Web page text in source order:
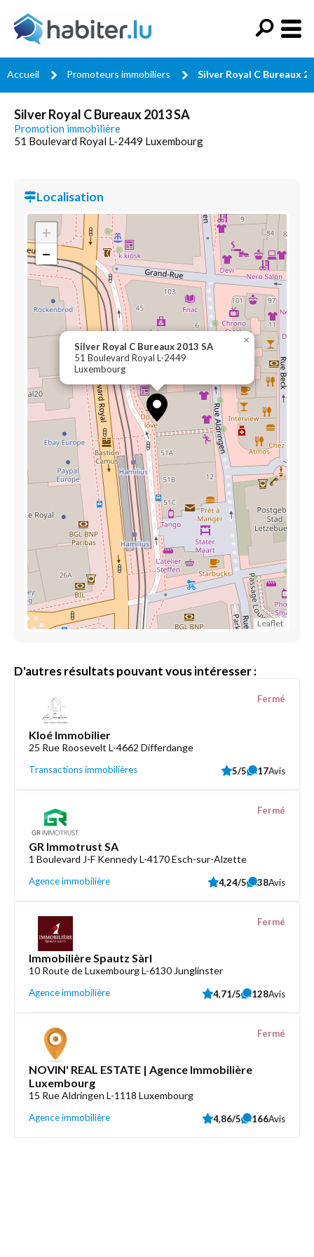
Accueil Promoteurs immobiliers Silver Royal C Bureaux
Silver Royal C Bureaux 2013 SA
Promotion immobilière
51 Boulevard Royal L-2449 Luxembourg
Localisation
Silver Royal C Bureaux 2013 SA
51 Boulevard Royal L-2449
Luxembourg
×
+
−
Leaflet
D'autres résultats pouvant vous intéresser :
Kloé Immobilier
25 Rue Roosevelt L-4662 Differdange
Transactions immobilières
Fermé
5/5 17Avis
GR Immotrust SA
1 Boulevard J-F Kennedy L-4170 Esch-sur-Alzette
Agence immobilière
Fermé
4,24/5 38Avis
Immobilière Spautz Sàrl
10 Route de Luxembourg L-6130 Junglinster
Agence immobilière
Fermé
4,71/5 128Avis
NOVIN' REAL ESTATE | Agence Immobilière
Luxembourg
15 Rue Aldringen L-1118 Luxembourg
Agence immobilière
Fermé
4,86/5 166Avis